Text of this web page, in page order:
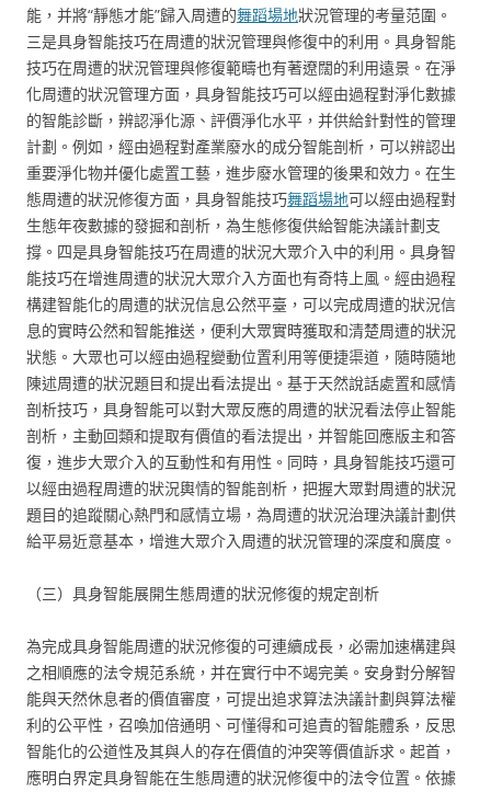
能，并將“靜態才能”歸入周遭的舞蹈場地狀況管理的考量范圍。
三是具身智能技巧在周遭的狀況管理與修復中的利用。具身智能
技巧在周遭的狀況管理與修復範疇也有著遼闊的利用遠景。在淨
化周遭的狀況管理方面，具身智能技巧可以經由過程對淨化數據
的智能診斷，辨認淨化源、評價淨化水平，并供給針對性的管理
計劃。例如，經由過程對產業廢水的成分智能剖析，可以辨認出
重要淨化物并優化處置工藝，進步廢水管理的後果和效力。在生
態周遭的狀況修復方面，具身智能技巧舞蹈場地可以經由過程對
生態年夜數據的發掘和剖析，為生態修復供給智能決議計劃支
撐。四是具身智能技巧在周遭的狀況大眾介入中的利用。具身智
能技巧在增進周遭的狀況大眾介入方面也有奇特上風。經由過程
構建智能化的周遭的狀況信息公然平臺，可以完成周遭的狀況信
息的實時公然和智能推送，便利大眾實時獲取和清楚周遭的狀況
狀態。大眾也可以經由過程變動位置利用等便捷渠道，隨時隨地
陳述周遭的狀況題目和提出看法提出。基于天然說話處置和感情
剖析技巧，具身智能可以對大眾反應的周遭的狀況看法停止智能
剖析，主動回類和提取有價值的看法提出，并智能回應版主和答
復，進步大眾介入的互動性和有用性。同時，具身智能技巧還可
以經由過程周遭的狀況輿情的智能剖析，把握大眾對周遭的狀況
題目的追蹤關心熱門和感情立場，為周遭的狀況治理決議計劃供
給平易近意基本，增進大眾介入周遭的狀況管理的深度和廣度。
（三）具身智能展開生態周遭的狀況修復的規定剖析
為完成具身智能周遭的狀況修復的可連續成長，必需加速構建與
之相順應的法令規范系統，并在實行中不竭完美。安身對分解智
能與天然休息者的價值審度，可提出追求算法決議計劃與算法權
利的公平性，召喚加倍通明、可懂得和可追責的智能體系，反思
智能化的公道性及其與人的存在價值的沖突等價值訴求。起首，
應明白界定具身智能在生態周遭的狀況修復中的法令位置。依據